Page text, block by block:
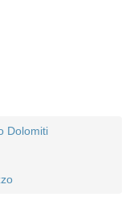
Dolomiti